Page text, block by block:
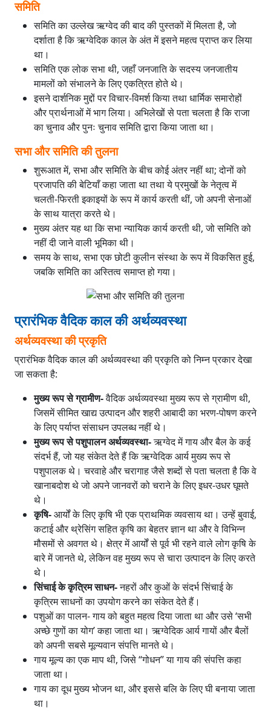
समिति
समिति का उल्लेख ऋग्वेद की बाद की पुस्तकों में मिलता है, जो
दर्शाता है कि ऋग्वेदिक काल के अंत में इसने महत्व प्राप्त कर लिया
था।
समिति एक लोक सभा थी, जहाँ जनजाति के सदस्य जनजातीय
मामलों को संभालने के लिए एकत्रित होते थे।
इसने दार्शनिक मुद्दों पर विचार-विमर्श किया तथा धार्मिक समारोहों
और प्रार्थनाओं में भाग लिया। अभिलेखों से पता चलता है कि राजा
का चुनाव और पुनः चुनाव समिति द्वारा किया जाता था।
सभा और समिति की तुलना
शुरूआत में, सभा और समिति के बीच कोई अंतर नहीं था; दोनों को
प्रजापति की बेटियाँ कहा जाता था तथा ये प्रमुखों के नेतृत्व में
चलती-फिरती इकाइयों के रूप में कार्य करती थीं, जो अपनी सेनाओं
के साथ यात्रा करते थे।
मुख्य अंतर यह था कि सभा न्यायिक कार्य करती थी, जो समिति को
नहीं दी जाने वाली भूमिका थी।
समय के साथ, सभा एक छोटी कुलीन संस्था के रूप में विकसित हुई,
जबकि समिति का अस्तित्व समाप्त हो गया।
प्रारंभिक वैदिक काल की अर्थव्यवस्था
अर्थव्यवस्था की प्रकृति
प्रारंभिक वैदिक काल की अर्थव्यवस्था की प्रकृति को निम्न प्रकार देखा
जा सकता है:
मुख्य रूप से ग्रामीण-वैदिक अर्थव्यवस्था मुख्य रूप से ग्रामीण थी,
जिसमें सीमित खाद्य उत्पादन और शहरी आबादी का भरण-पोषण करने
के लिए पर्याप्त संसाधन उपलब्ध नहीं थे।
मुख्य रूप से पशुपालन अर्थव्यवस्था-ऋग्वेद में गाय और बैल के कई
संदर्भ हैं, जो यह संकेत देते हैं कि ऋग्वेदिक आर्य मुख्य रूप से
पशुपालक थे। चरवाहे और चरागाह जैसे शब्दों से पता चलता है कि वे
खानाबदोश थे जो अपने जानवरों को चराने के लिए इधर-उधर घूमते
थे।
कृषि-आर्यों के लिए कृषि भी एक प्राथमिक व्यवसाय था। उन्हें बुवाई,
कटाई और थ्रेसिंग सहित कृषि का बेहतर ज्ञान था और वे विभिन्न
मौसमों से अवगत थे। क्षेत्र में आर्यों से पूर्व भी रहने वाले लोग कृषि के
बारे में जानते थे, लेकिन वह मुख्य रूप से चारा उत्पादन के लिए करते
थे।
सिंचाई के कृत्रिम साधन-नहरों और कुओं के संदर्भ सिंचाई के
कृत्रिम साधनों का उपयोग करने का संकेत देते हैं।
पशुओं का पालन- गाय को बहुत महत्व दिया जाता था और उसे ‘सभी
अच्छे गुणों का योग’ कहा जाता था। ऋग्वेदिक आर्य गायों और बैलों
को अपनी सबसे मूल्यवान संपत्ति मानते थे।
गाय मूल्य का एक माप थी, जिसे “गोधन” या गाय की संपत्ति कहा
जाता था।
गाय का दूध मुख्य भोजन था, और इससे बलि के लिए घी बनाया जाता
था।